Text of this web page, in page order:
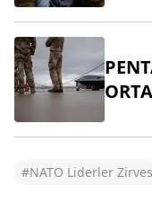
#NATO Liderler